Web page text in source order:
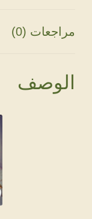
مراجعات (0)
الوصف